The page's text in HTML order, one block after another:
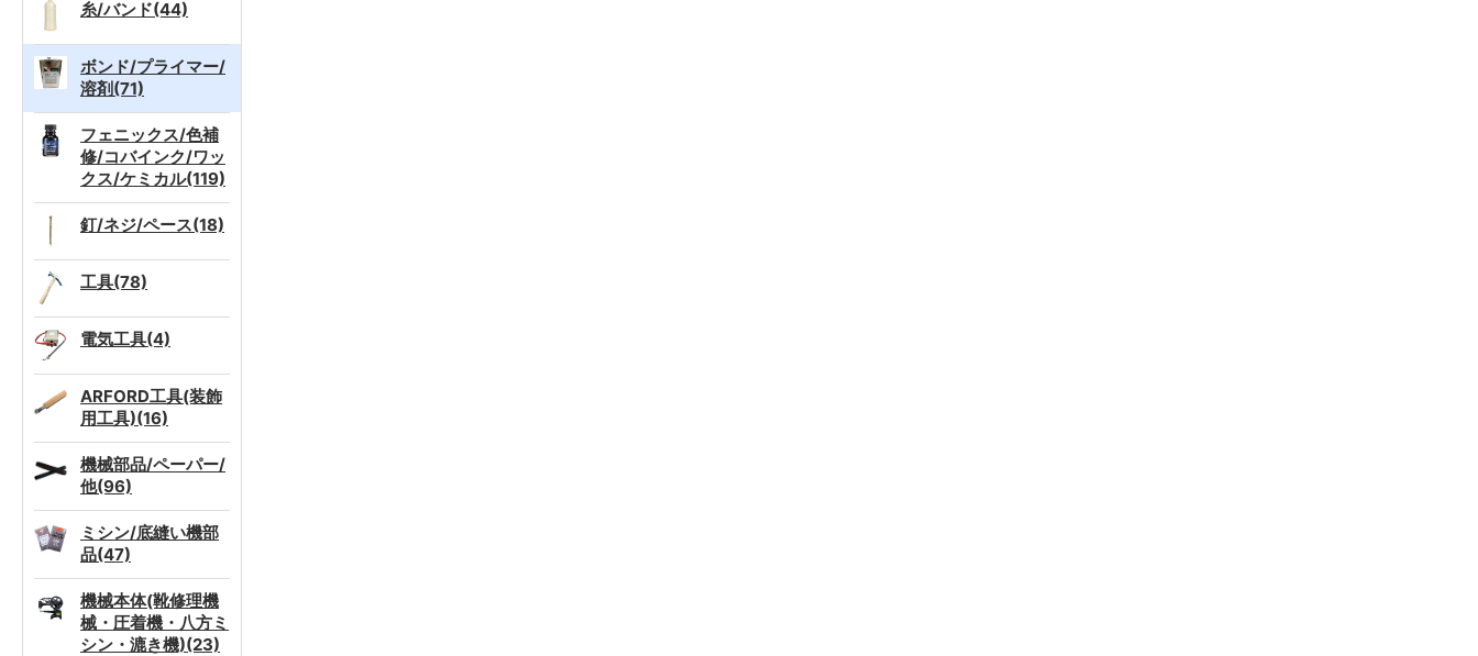
糸/バンド(44)
ボンド/プライマー/
溶剤(71)
フェニックス/色補
修/コバインク/ワッ
クス/ケミカル(119)
釘/ネジ/ペース(18)
工具(78)
電気工具(4)
ARFORD工具(装飾
用工具)(16)
機械部品/ペーパー/
他(96)
ミシン/底縫い機部
品(47)
機械本体(靴修理機
械・圧着機・八方ミ
シン・漉き機)(23)